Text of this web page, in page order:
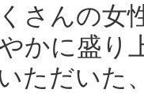
さんの女
かに盛り
ただいた